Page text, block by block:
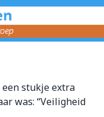
stukje extra
was: “Veiligheid